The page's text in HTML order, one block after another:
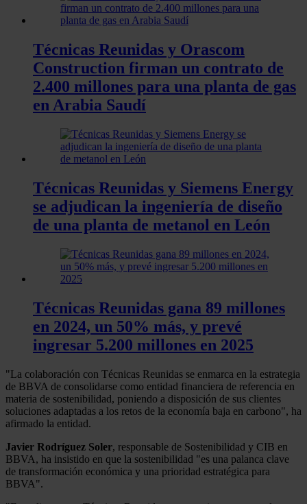
Técnicas Reunidas y Orascom
Construction firman un contrato de
2.400 millones para una planta de gas
en Arabia Saudí
Técnicas Reunidas y Siemens Energy
se adjudican la ingeniería de diseño
de una planta de metanol en León
Técnicas Reunidas gana 89 millones
en 2024, un 50% más, y prevé
ingresar 5.200 millones en 2025
"La colaboración con Técnicas Reunidas se enmarca en la estrategia
de BBVA de consolidarse como entidad financiera de referencia en
materia de sostenibilidad, poniendo a disposición de sus clientes
soluciones adaptadas a los retos de la economía baja en carbono", ha
afirmado la entidad.
Javier Rodríguez Soler, responsable de Sostenibilidad y CIB en
BBVA, ha insistido en que la sostenibilidad "es una palanca clave
de transformación económica y una prioridad estratégica para
BBVA".